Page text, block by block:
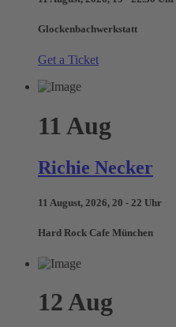
Glockenbachwerkstatt
Get a Ticket
11 Aug
Richie Necker
11 August, 2026, 20 - 22 Uhr
Hard Rock Cafe München
12Aug